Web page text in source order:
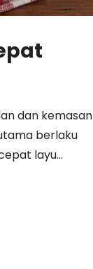
dan kemasan
berlaku
layu...